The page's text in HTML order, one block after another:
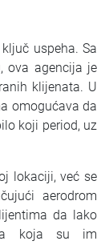
uspeha. Sa
ova agencija je
klijenata. U
omogućava da
koji period, uz
lokaciji, već se
aerodrom
da lako
koja su im